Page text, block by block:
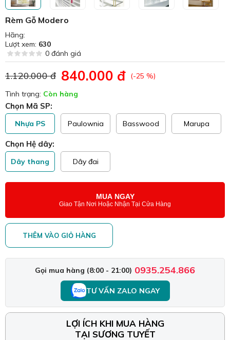
Rèm Gỗ Modero
Hãng:
Lượt xem: 630
0 đánh giá
1.120.000 đ 840.000 đ
(-25 %)
Tình trạng: Còn hàng
Chọn Mã SP:
Nhựa PS Paulownia Basswood Marupa
Chọn Hệ dây:
Dây thang Dây đai
MUA NGAY
Giao Tận Nơi Hoặc Nhận Tại Cửa Hàng
THÊM VÀO GIỎ HÀNG
Gọi mua hàng (8:00 - 21:00) 0935.254.866
TƯ VẤN ZALO NGAY
LỢI ÍCH KHI MUA HÀNG
TẠI SƯƠNG TUYẾT